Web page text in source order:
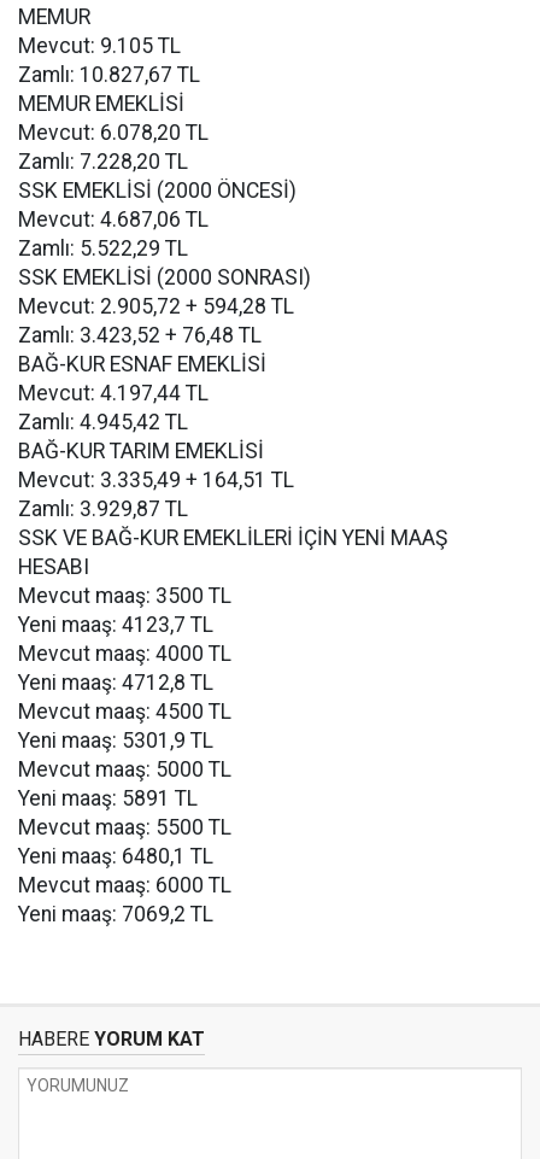
MEMUR
Mevcut: 9.105 TL
Zamlı: 10.827,67 TL
MEMUR EMEKLİSİ
Mevcut: 6.078,20 TL
Zamlı: 7.228,20 TL
SSK EMEKLİSİ (2000 ÖNCESİ)
Mevcut: 4.687,06 TL
Zamlı: 5.522,29 TL
SSK EMEKLİSİ (2000 SONRASI)
Mevcut: 2.905,72 + 594,28 TL
Zamlı: 3.423,52 + 76,48 TL
BAĞ-KUR ESNAF EMEKLİSİ
Mevcut: 4.197,44 TL
Zamlı: 4.945,42 TL
BAĞ-KUR TARIM EMEKLİSİ
Mevcut: 3.335,49 + 164,51 TL
Zamlı: 3.929,87 TL
SSK VE BAĞ-KUR EMEKLİLERİ İÇİN YENİ MAAŞ
HESABI
Mevcut maaş: 3500 TL
Yeni maaş: 4123,7 TL
Mevcut maaş: 4000 TL
Yeni maaş: 4712,8 TL
Mevcut maaş: 4500 TL
Yeni maaş: 5301,9 TL
Mevcut maaş: 5000 TL
Yeni maaş: 5891 TL
Mevcut maaş: 5500 TL
Yeni maaş: 6480,1 TL
Mevcut maaş: 6000 TL
Yeni maaş: 7069,2 TL
HABERE YORUM KAT